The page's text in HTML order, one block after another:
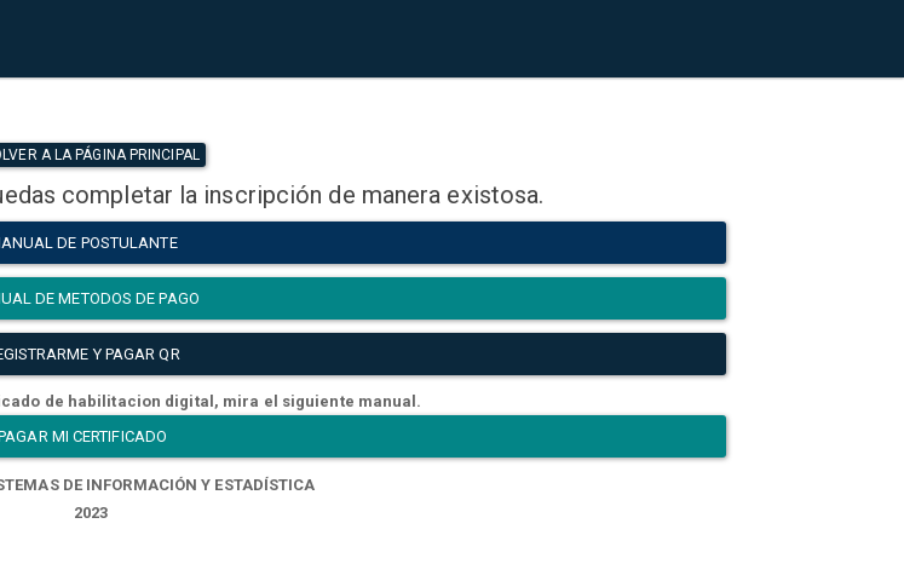
A LA PÁGINA PRINCIPAL
completar la inscripción de manera existosa.
DE POSTULANTE
DE METODOS DE PAGO
Y PAGAR QR
de habilitacion digital, mira el siguiente manual.
MI CERTIFICADO
DE INFORMACIÓN Y ESTADÍSTICA
2023